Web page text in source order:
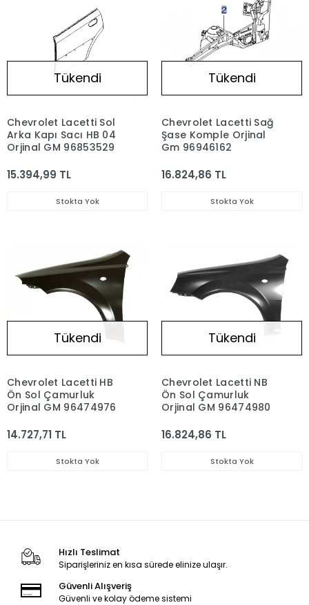
Tükendi
Chevrolet Lacetti Sol
Arka Kapı Sacı HB 04
Orjinal GM 96853529
15.394,99 TL
Stokta Yok
Tükendi
Chevrolet Lacetti Sağ
Şase Komple Orjinal
Gm 96946162
16.824,86 TL
Stokta Yok
Tükendi
Chevrolet Lacetti HB
Ön Sol Çamurluk
Orjinal GM 96474976
14.727,71 TL
Stokta Yok
Tükendi
Chevrolet Lacetti NB
Ön Sol Çamurluk
Orjinal GM 96474980
16.824,86 TL
Stokta Yok
Hızlı Teslimat
Siparişleriniz en kısa sürede elinize ulaşır.
Güvenli Alışveriş
Güvenli ve kolay ödeme sistemi